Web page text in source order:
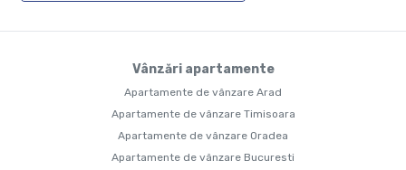
Vânzări apartamente
Apartamente de vânzare Arad
Apartamente de vânzare Timisoara
Apartamente de vânzare Oradea
Apartamente de vânzare Bucuresti